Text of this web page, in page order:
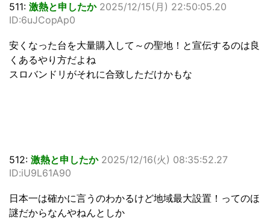
511: 激熱と申したか 2025/12/15(月) 22:50:05.20
ID:6uJCopAp0
安くなった台を大量購入して～の聖地！と宣伝するのは良
くあるやり方だよね
スロバンドリがそれに合致しただけかもな
512: 激熱と申したか 2025/12/16(火) 08:35:52.27
ID:iU9L61A90
日本一は確かに言うのわかるけど地域最大設置！ってのほ
謎だからなんやねんとしか